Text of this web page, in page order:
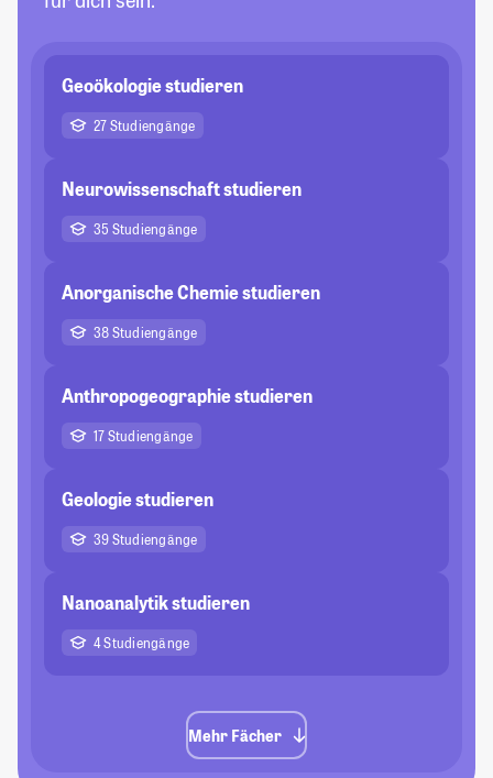
Geoökologie studieren
27 Studiengänge
Neurowissenschaft studieren
35 Studiengänge
Anorganische Chemie studieren
38 Studiengänge
Anthropogeographie studieren
17 Studiengänge
Geologie studieren
39 Studiengänge
Nanoanalytik studieren
4 Studiengänge
Mehr Fächer